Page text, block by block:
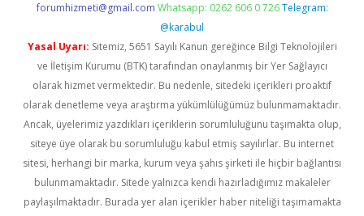
forumhizmeti@gmail.com Whatsapp: 0262 606 0 726 Telegram:
@karabul
Yasal Uyarı: Sitemiz, 5651 Sayılı Kanun gereğince Bilgi Teknolojileri
ve İletişim Kurumu (BTK) tarafından onaylanmış bir Yer Sağlayıcı
olarak hizmet vermektedir. Bu nedenle, sitedeki içerikleri proaktif
olarak denetleme veya araştırma yükümlülüğümüz bulunmamaktadır.
Ancak, üyelerimiz yazdıkları içeriklerin sorumluluğunu taşımakta olup,
siteye üye olarak bu sorumluluğu kabul etmiş sayılırlar. Bu internet
sitesi, herhangi bir marka, kurum veya şahıs şirketi ile hiçbir bağlantısı
bulunmamaktadır. Sitede yalnızca kendi hazırladığımız makaleler
paylaşılmaktadır. Burada yer alan içerikler haber niteliği taşımamakta